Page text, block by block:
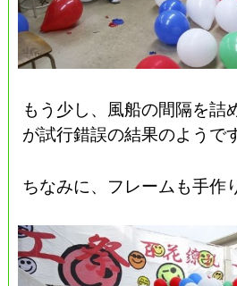
もう少し、風船の間隔を詰
が試行錯誤の結果のようで
ちなみに、フレームも手作